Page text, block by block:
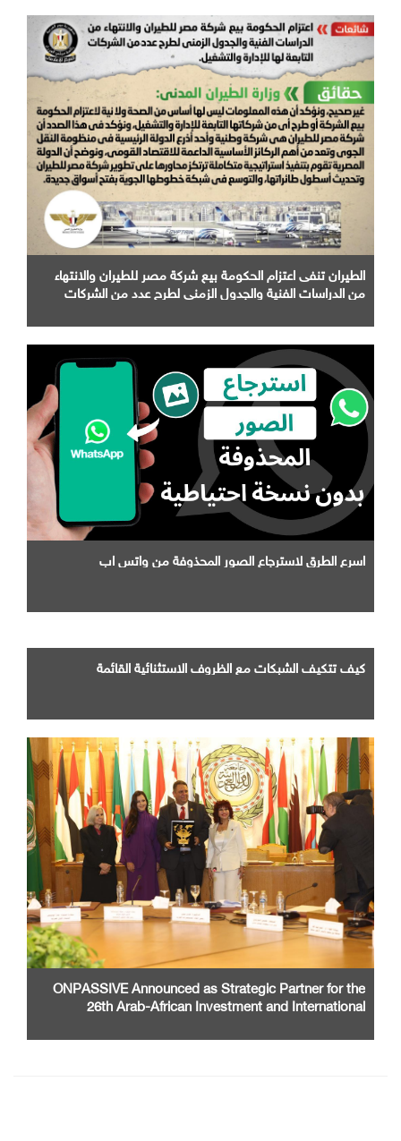
الطيران تنفى اعتزام الحكومة بيع شركة مصر للطيران والانتهاء
من الدراسات الفنية والجدول الزمني لطرح عدد من الشركات
اسرع الطرق لاسترجاع الصور المحذوفة من واتس اب
كيف تتكيف الشبكات مع الظروف الاستثنائية القائمة
ONPASSIVE Announced as Strategic Partner for the
26th Arab-African Investment and International